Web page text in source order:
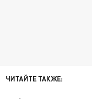
ЧИТАЙТЕ ТАКЖЕ: